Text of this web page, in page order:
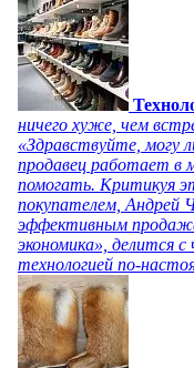
ничего хуже, чем
«Здравствуйте, могу
продавец работает в
помогать. Критикуя
покупателем, Андрей
эффективным
экономика», делится
технологией по-